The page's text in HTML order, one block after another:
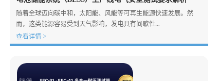
随着全球迈向碳中和，太阳能、风能等可再生能源快速发展。然
而，这类能源容易受到天气影响，发电具有间歇性...
查看详情 >